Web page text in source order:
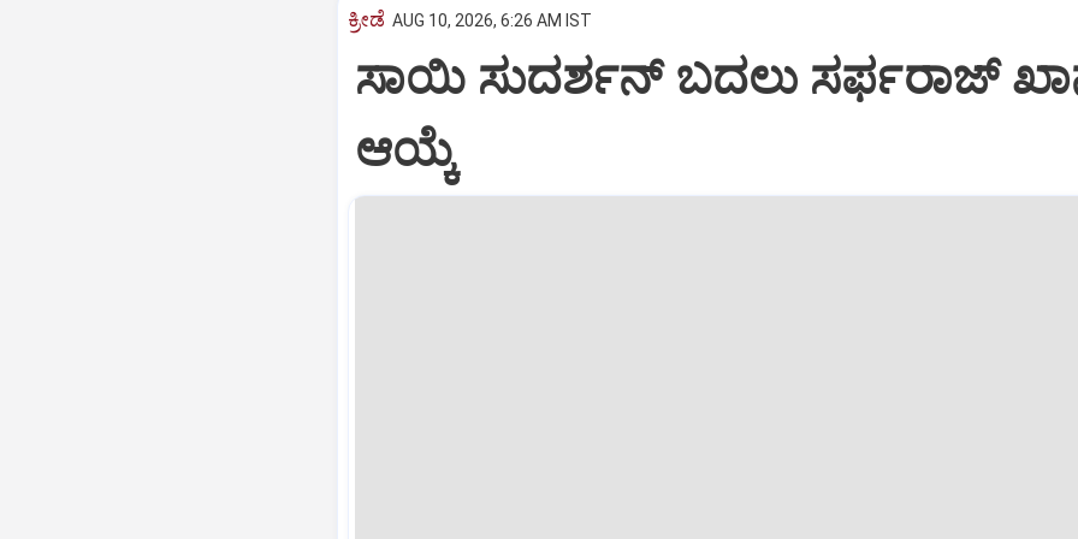
ಕ್ರೀಡೆ AUG 10, 2026, 6:26 AM IST
ಸಾಯಿ ಸುದರ್ಶನ್‌ ಬದಲು ಸರ್ಫರಾಜ್‌
ಆಯ್ಕೆ